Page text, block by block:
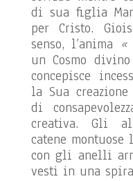
di sua figlia
per Cristo.
senso, l’anima «
un Cosmo
concepisce
la Sua
di
creativa. Gli
catene
con gli anelli
vesti in una